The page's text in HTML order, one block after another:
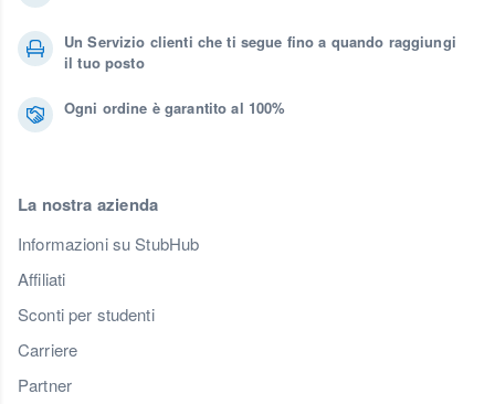
Un Servizio clienti che ti segue fino a quando raggiungi
il tuo posto
Ogni ordine è garantito al 100%
La nostra azienda
Informazioni su StubHub
Affiliati
Sconti per studenti
Carriere
Partner